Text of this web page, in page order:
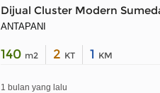
Dijual Cluster Modern
ANTAPANI
140 m2 2 KT 1 KM
1 bulan yang lalu